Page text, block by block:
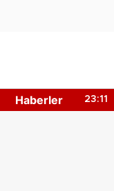
Haberler
4 Ağustos
23:11